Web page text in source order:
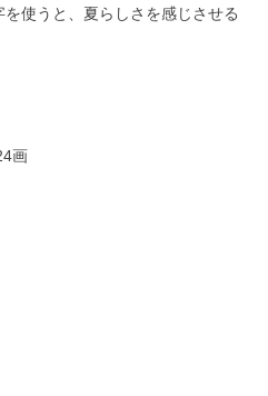
を使うと、夏らしさを感じさせる
画